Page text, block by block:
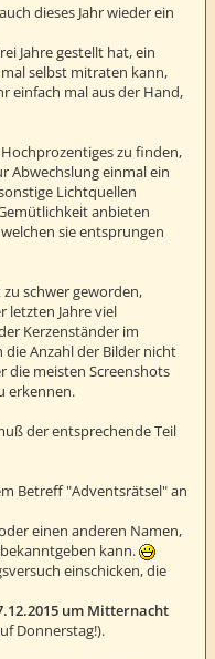
dieses Jahr wieder ein
Jahre gestellt hat, ein
selbst mitraten kann,
einfach mal aus der Hand,
zu finden,
Abwechslung einmal ein
Lichtquellen
anbieten
sie entsprungen
schwer geworden,
letzten Jahre viel
Kerzenständer im
Anzahl der Bilder nicht
die meisten Screenshots
erkennen.
der entsprechende Teil
Betreff "Adventsrätsel" an
einen anderen Namen,
kann.
einschicken, die
um Mitternacht
Donnerstag!).